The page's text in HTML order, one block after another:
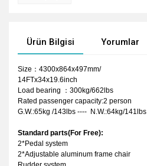
Ürün Bilgisi Yorumlar
Size：4300x864x497mm/
14FTx34x19.6inch
Load bearing ：300kg/662lbs
Rated passenger capacity:2 person
G.W.:65kg /143lbs ---- N.W.:64kg/141lbs
Standard parts(For Free):
2*Pedal system
2*Adjustable aluminum frame chair